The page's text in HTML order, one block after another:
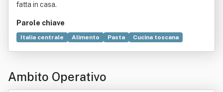
fatta in casa.
Parole chiave
Italia centrale Alimento Pasta
Cucina toscana
Locanda
Motel Pizzeria
Ambito Operativo